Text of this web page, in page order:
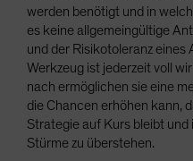
werden benötigt und in
es keine allgemeingültige
und der Risikotoleranz eines
Werkzeug ist jederzeit voll
nach ermöglichen sie eine
die Chancen erhöhen kann,
Strategie auf Kurs bleibt
Stürme zu überstehen.